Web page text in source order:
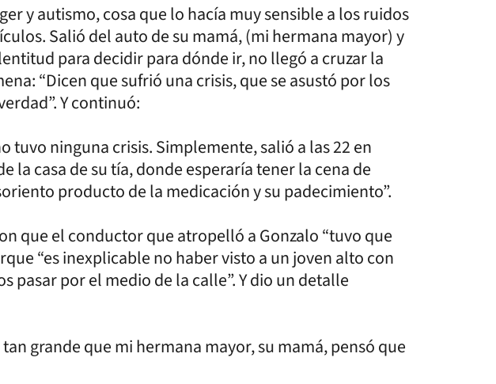
y autismo, cosa que lo hacía muy sensible a los ruidos
Salió del auto de su mamá, (mi hermana mayor) y
para decidir para dónde ir, no llegó a cruzar la
“Dicen que sufrió una crisis, que se asustó por los
Y continuó:
tuvo ninguna crisis. Simplemente, salió a las 22 en
la casa de su tía, donde esperaría tener la cena de
producto de la medicación y su padecimiento”.
que el conductor que atropelló a Gonzalo “tuvo que
“es inexplicable no haber visto a un joven alto con
pasar por el medio de la calle”. Y dio un detalle
grande que mi hermana mayor, su mamá, pensó que